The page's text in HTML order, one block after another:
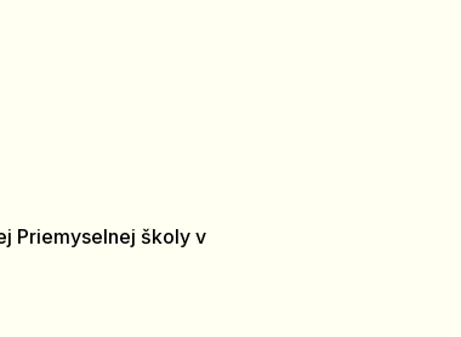
Priemyselnej školy v